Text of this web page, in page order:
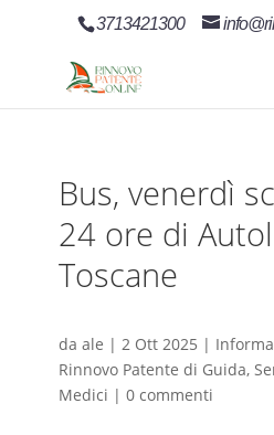
3713421300
Bus, venerdì
24 ore di
Toscane
da ale | 2 Ott 2025 |
Rinnovo Patente di Guida,
Medici | 0 commenti